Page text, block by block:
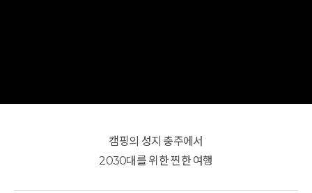
캠핑의 성지 충주에서
2030대를 위한 찐한 여행